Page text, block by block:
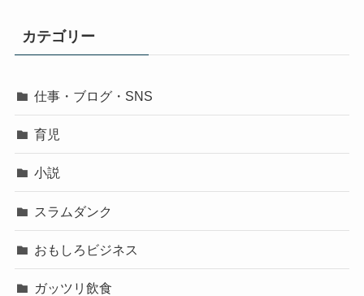
カテゴリー
仕事・ブログ・SNS
育児
小説
スラムダンク
おもしろビジネス
ガッツリ飲食